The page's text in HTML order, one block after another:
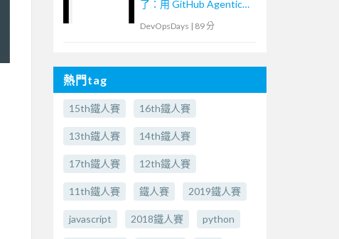
了：用 GitHub Agentic
Workflows 打造
DevOpsDays | 89 分
熱門tag
15th鐵人賽 16th鐵人賽
13th鐵人賽 14th鐵人賽
17th鐵人賽 12th鐵人賽
11th鐵人賽 鐵人賽 2019鐵人賽
javascript 2018鐵人賽 python